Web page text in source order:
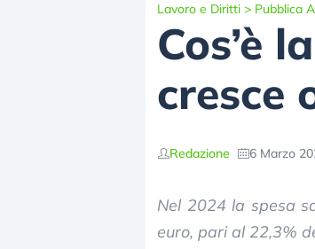
Lavoro e Diritti > Pubblica
Cos’è
cresce
Redazione 6 Marzo
Nel 2024 la spesa
euro, pari al 22,3%